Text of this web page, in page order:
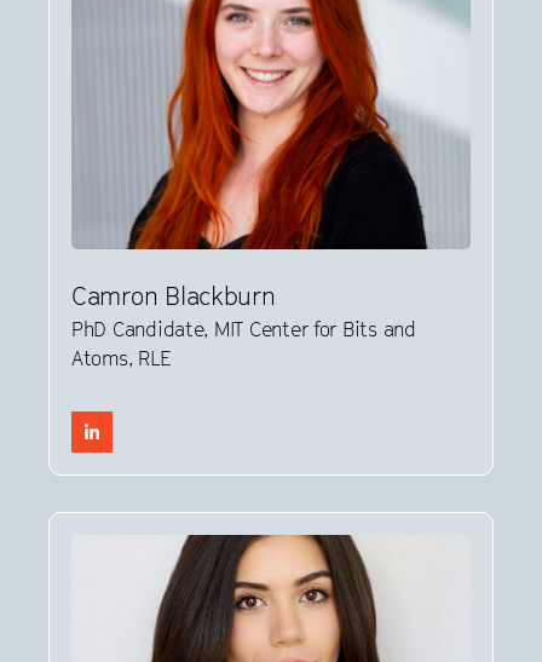
Camron Blackburn
PhD Candidate, MIT Center for Bits and
Atoms, RLE